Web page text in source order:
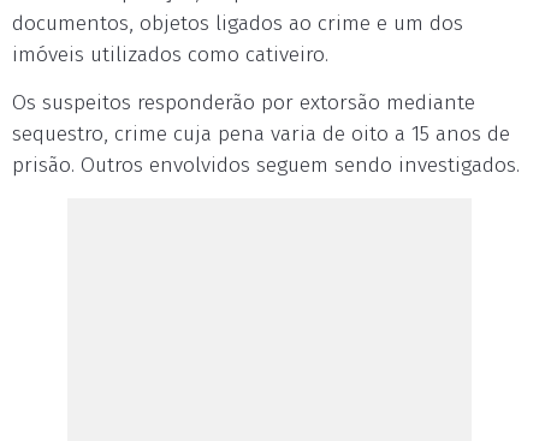
documentos, objetos ligados ao crime e um dos
imóveis utilizados como cativeiro.
Os suspeitos responderão por extorsão mediante
sequestro, crime cuja pena varia de oito a 15 anos de
prisão. Outros envolvidos seguem sendo investigados.